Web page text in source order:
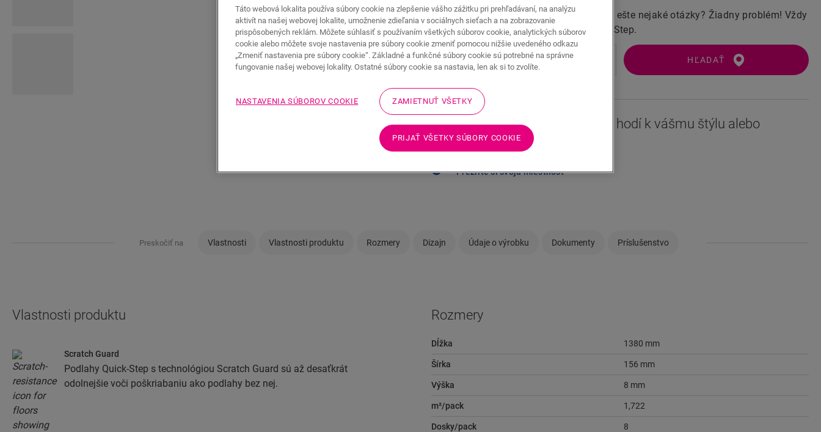
Chcete vidieť túto podlahu naživo? Máte ešte nejaké otázky? Žiadny problém! Vždy
sa nájde v blízkom okolí predajca Quick-Step.
HĽADAŤ
Nie ste si istí, či sa táto podlaha hodí k vášmu štýlu alebo
potrebám?
Prezrite si svoju miestnosť
Preskočiť na Vlastnosti Vlastnosti produktu Rozmery Dizajn Údaje o výrobku Dokumenty Príslušenstvo
Vlastnosti produktu
Scratch Guard
Podlahy Quick-Step s technológiou Scratch Guard sú až desaťkrát
odolnejšie voči poškriabaniu ako podlahy bez nej.
Rozmery
Dĺžka 1380 mm
Šírka 156 mm
Výška 8 mm
m²/pack 1,722
Dosky/pack 8
Táto webová lokalita používa súbory cookie na zlepšenie vášho zážitku pri prehľadávaní, na analýzu
aktivít na našej webovej lokalite, umožnenie zdieľania v sociálnych sieťach a na zobrazovanie
prispôsobených reklám. Môžete súhlasiť s používaním všetkých súborov cookie, analytických súborov
cookie alebo môžete svoje nastavenia pre súbory cookie zmeniť pomocou nižšie uvedeného odkazu
„Zmeniť nastavenia pre súbory cookie“. Základné a funkčné súbory cookie sú potrebné na správne
fungovanie našej webovej lokality. Ostatné súbory cookie sa nastavia, len ak si to zvolíte.
NASTAVENIA SÚBOROV COOKIE ZAMIETNUŤ VŠETKY
PRIJAŤ VŠETKY SÚBORY COOKIE